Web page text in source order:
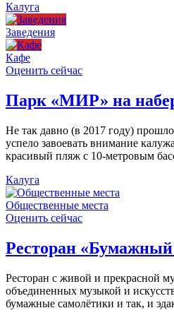
Калуга
Заведения
Кафе
Оценить сейчас
Парк «МИР» на
Не так давно (в 2017 году)
успело завоевать внимание
красивый пляж с 10-метровым
Калуга
Общественные места
Оценить сейчас
Ресторан «Бумажный
Ресторан с живой и прекрасной
объединенных музыкой и
бумажные самолётики и так, и